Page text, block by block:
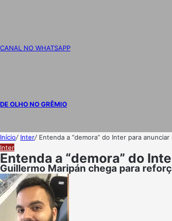
CANAL NO WHATSAPP
DE OLHO NO GRÊMIO
Início/ Inter/ Entenda a “demora” do Inter para
Inter
Entenda a “demora” do
Guillermo Maripán chega para